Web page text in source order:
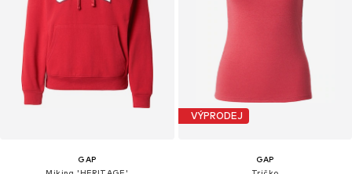
GAP
VÝPRODEJ
GAP